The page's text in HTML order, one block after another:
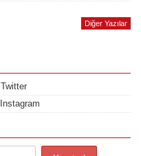
Diğer Yazılar
Twitter
Instagram